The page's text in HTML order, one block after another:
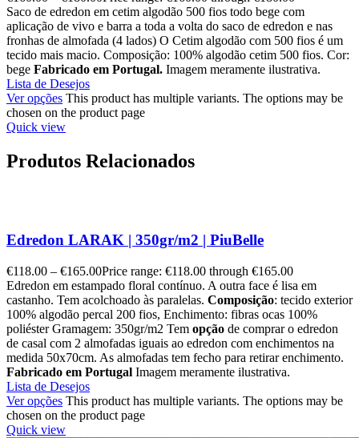
Saco de edredon em cetim algodão 500 fios todo bege com
aplicação de vivo e barra a toda a volta do saco de edredon e nas
fronhas de almofada (4 lados) O Cetim algodão com 500 fios é um
tecido mais macio. Composição: 100% algodão cetim 500 fios. Cor:
bege Fabricado em Portugal. Imagem meramente ilustrativa.
Lista de Desejos
Ver opções This product has multiple variants. The options may be
chosen on the product page
Quick view
Produtos Relacionados
Edredon LARAK | 350gr/m2 | PiuBelle
€118.00 – €165.00Price range: €118.00 through €165.00
Edredon em estampado floral contínuo. A outra face é lisa em
castanho. Tem acolchoado às paralelas. Composição: tecido exterior
100% algodão percal 200 fios, Enchimento: fibras ocas 100%
poliéster Gramagem: 350gr/m2 Tem opção de comprar o edredon
de casal com 2 almofadas iguais ao edredon com enchimentos na
medida 50x70cm. As almofadas tem fecho para retirar enchimento.
Fabricado em Portugal Imagem meramente ilustrativa.
Lista de Desejos
Ver opções This product has multiple variants. The options may be
chosen on the product page
Quick view